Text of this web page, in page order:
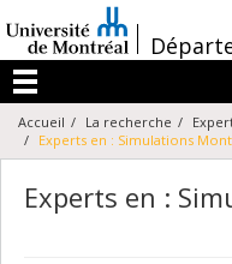
au
contenu
/
Menu
Accueil La recherche
Experts en : Simulations
Experts en :